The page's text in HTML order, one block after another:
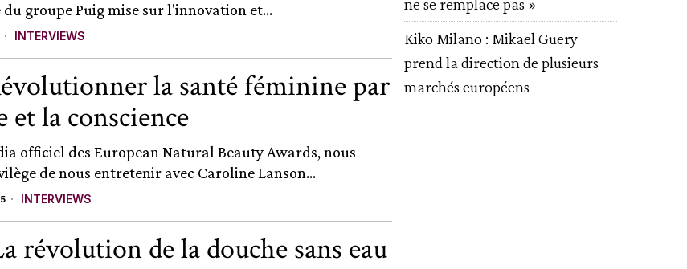
groupe Puig mise sur l'innovation et...
INTERVIEWS
la santé féminine par
et la conscience
officiel des European Natural Beauty Awards, nous
de nous entretenir avec Caroline Lanson...
INTERVIEWS
révolution de la douche sans eau
ne se remplace pas »
Kiko Milano : Mikael Guery
prend la direction de plusieurs
marchés européens